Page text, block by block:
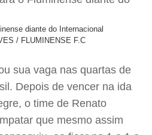
diante do Internacional
/ FLUMINENSE F.C
sua vaga nas quartas de
Depois de vencer na ida
o time de Renato
que mesmo assim